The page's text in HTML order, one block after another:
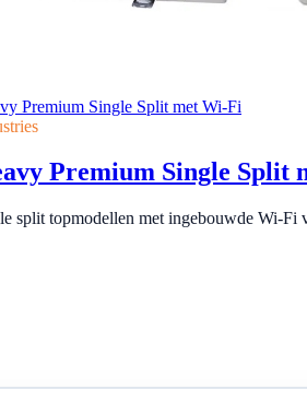
Premium Single Split met Wi-Fi
Premium Single Split
split topmodellen met ingebouwde Wi-Fi